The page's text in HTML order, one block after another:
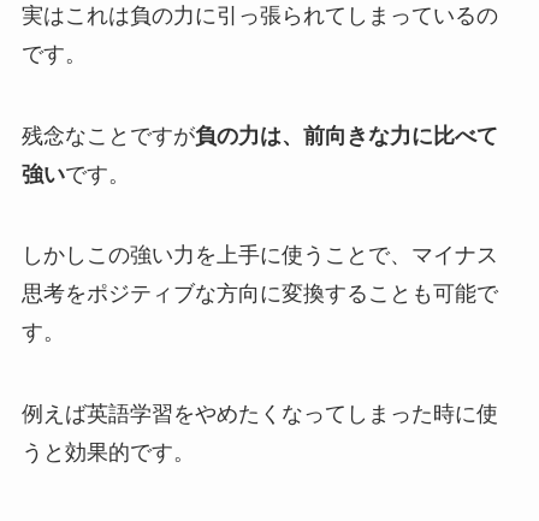
実はこれは負の力に引っ張られてしまっているの
です。
残念なことですが負の力は、前向きな力に比べて
強いです。
しかしこの強い力を上手に使うことで、マイナス
思考をポジティブな方向に変換することも可能で
す。
例えば英語学習をやめたくなってしまった時に使
うと効果的です。